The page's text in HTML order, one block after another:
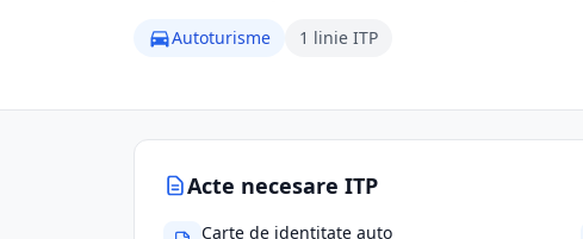
Autoturisme 1 linie ITP
Acte necesare ITP
Carte de identitate auto